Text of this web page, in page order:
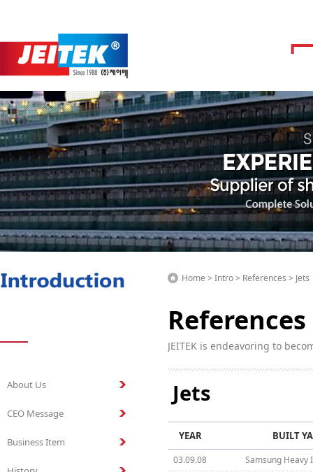
About Us
CEO Message
Business Item
Home > Intro > References > Jets
References
JEITEK is endeavoring to
Jets
YEAR BUILT
03.09.08
Samsung Heavy